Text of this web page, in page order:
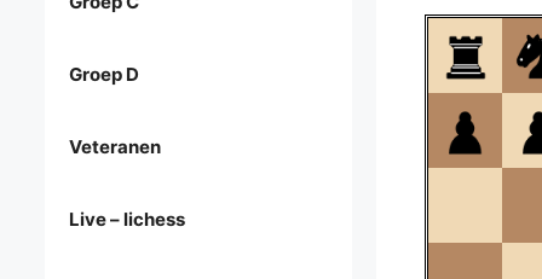
Groep D
Veteranen
Live – lichess